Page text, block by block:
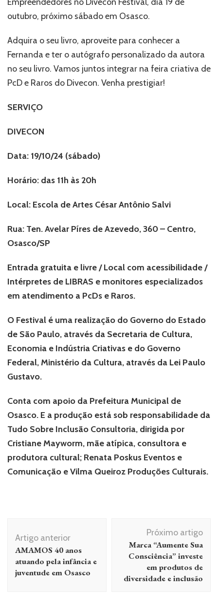
outubro, próximo sábado em Osasco.
Adquira o seu livro, aproveite para conhecer a
Fernanda e ter o autógrafo personalizado da autora
no seu livro. Vamos juntos integrar na feira criativa de
PcD e Raros do Divecon. Venha prestigiar!
SERVIÇO
DIVECON
Data: 19/10/24 (sábado)
Horário: das 11h às 20h
Local: Escola de Artes César Antônio Salvi
Rua: Ten. Avelar Píres de Azevedo, 360 – Centro,
Osasco/SP
Entrada gratuita e livre / Local com acessibilidade /
Intérpretes de LIBRAS e monitores especializados
em atendimento a PcDs e Raros.
O Festival é uma realização do Governo do Estado
de São Paulo, através da Secretaria de Cultura,
Economia e Indústria Criativas e do Governo
Federal, Ministério da Cultura, através da Lei Paulo
Gustavo.
Conta com apoio da Prefeitura Municipal de
Osasco. E a produção está sob responsabilidade da
Tudo Sobre Inclusão Consultoria, dirigida por
Cristiane Mayworm, mãe atípica, consultora e
produtora cultural; Renata Poskus Eventos e
Comunicação e Vilma Queiroz Produções Culturais.
de
post
Artigo anterior
AMAMOS 40 anos
atuando pela infância e
juventude em Osasco
Próximo artigo
Marca “Aumente Sua
Consciência” investe
em produtos de
diversidade e inclusão